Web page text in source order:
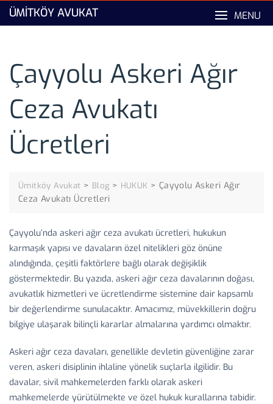
SkipÜMITKÖY AVUKAT MENU
Çayyolu Askeri Ağır
Ceza Avukatı
Ücretleri
Ümitköy Avukat > Blog > HUKUK > Çayyolu Askeri Ağır
Ceza Avukatı Ücretleri
Çayyolu’nda askeri ağır ceza avukatı ücretleri, hukukun
karmaşık yapısı ve davaların özel nitelikleri göz önüne
alındığında, çeşitli faktörlere bağlı olarak değişiklik
göstermektedir. Bu yazıda, askeri ağır ceza davalarının doğası,
avukatlık hizmetleri ve ücretlendirme sistemine dair kapsamlı
bir değerlendirme sunulacaktır. Amacımız, müvekkillerin doğru
bilgiye ulaşarak bilinçli kararlar almalarına yardımcı olmaktır.
Askeri ağır ceza davaları, genellikle devletin güvenliğine zarar
veren, askeri disiplinin ihlaline yönelik suçlarla ilgilidir. Bu
davalar, sivil mahkemelerden farklı olarak askeri
mahkemelerde yürütülmekte ve özel hukuk kurallarına tabidir.